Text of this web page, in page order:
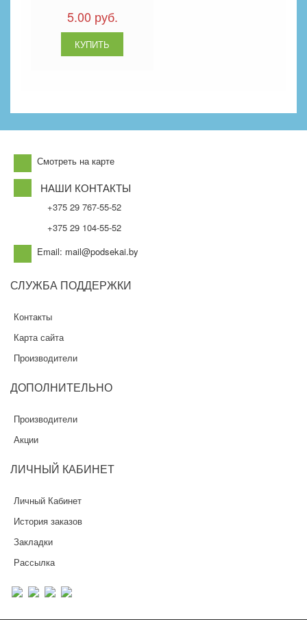
5.00 руб.
Смотреть на карте
НАШИ КОНТАКТЫ
+375 29 767-55-52
+375 29 104-55-52
Email: mail@podsekai.by
СЛУЖБА ПОДДЕРЖКИ
Контакты
Карта сайта
Производители
ДОПОЛНИТЕЛЬНО
Производители
Акции
ЛИЧНЫЙ КАБИНЕТ
Личный Кабинет
История заказов
Закладки
Рассылка